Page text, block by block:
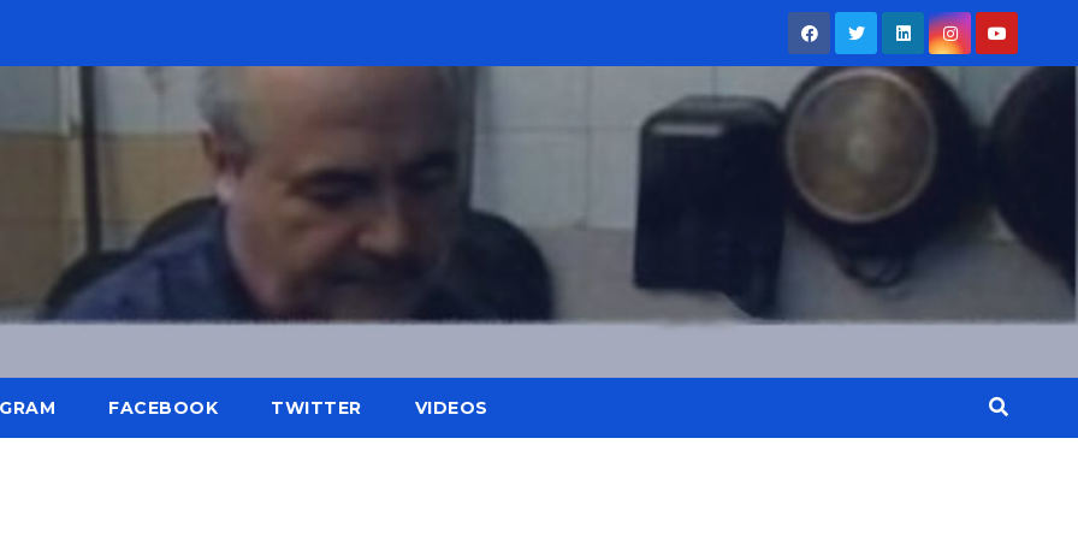
FACEBOOK TWITTER VIDEOS